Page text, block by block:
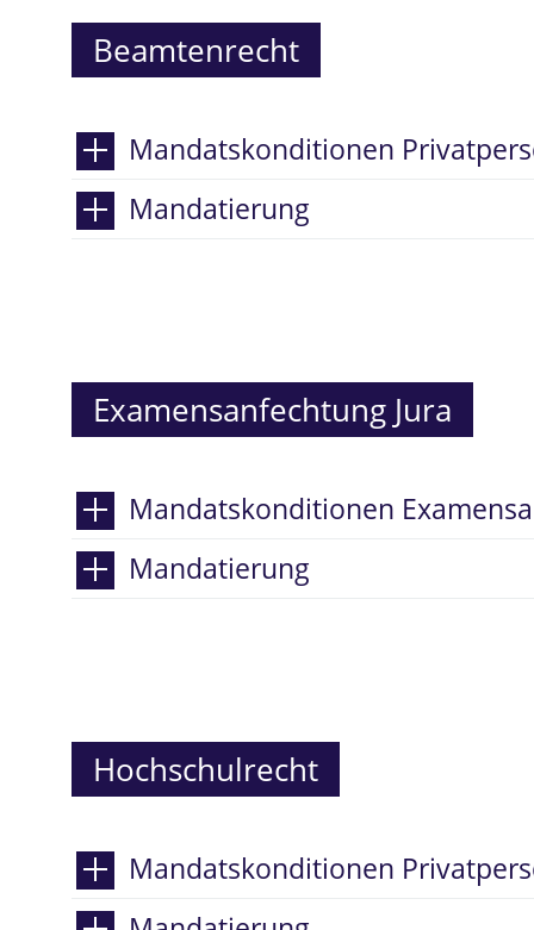
Beamtenrecht
Mandatskonditionen
Mandatierung
Examensanfechtung Jura
Mandatskonditionen
Mandatierung
Hochschulrecht
Mandatskonditionen